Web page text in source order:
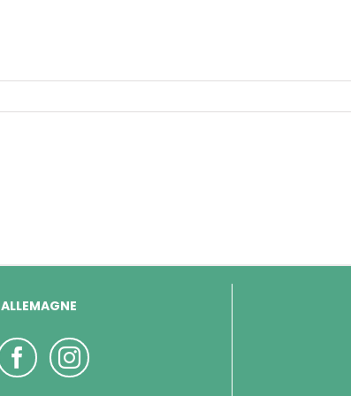
ALLEMAGNE